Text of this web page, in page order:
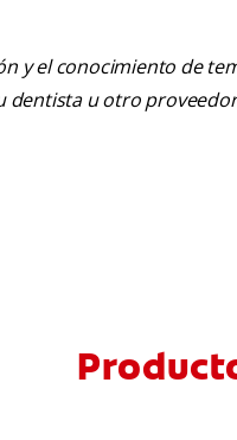
y el conocimiento de
u otro